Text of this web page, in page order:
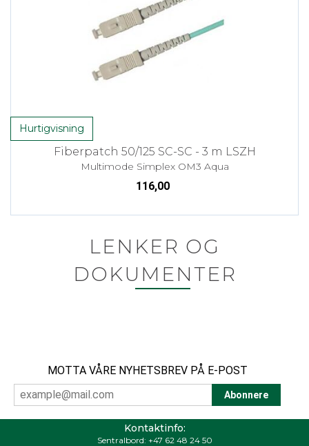
Hurtigvisning
Fiberpatch 50/125 SC-SC - 3 m LSZH
Multimode Simplex OM3 Aqua
116,00
LENKER OG
DOKUMENTER
MOTTA VÅRE NYHETSBREV PÅ E-POST
Kontaktinfo:
Sentralbord: +47 62 48 24 50